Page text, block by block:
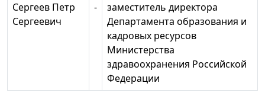
Сергеев Петр
Сергеевич
-
заместитель директора
Департамента образования и
кадровых ресурсов
Министерства
здравоохранения Российской
Федерации